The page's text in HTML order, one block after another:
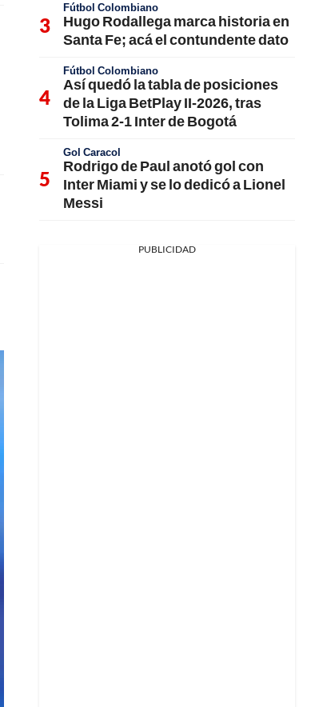
Fútbol Colombiano
Hugo Rodallega marca historia en
Santa Fe; acá el contundente dato
Fútbol Colombiano
Así quedó la tabla de posiciones
de la Liga BetPlay II-2026, tras
Tolima 2-1 Inter de Bogotá
Gol Caracol
Rodrigo de Paul anotó gol con
Inter Miami y se lo dedicó a Lionel
Messi
PUBLICIDAD